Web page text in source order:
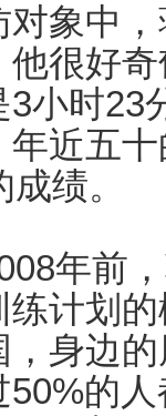
对象中
他很好
3小时23
年近五
绩。
年前
练计划
，身边
50%的